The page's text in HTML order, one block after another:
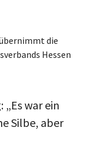
die
Hessen
war ein
Silbe, aber